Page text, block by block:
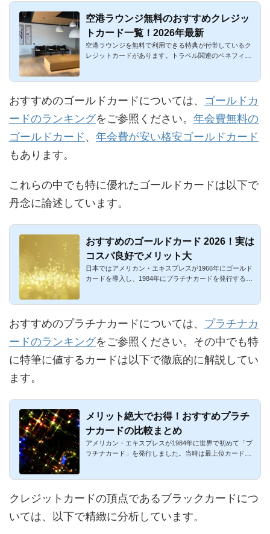
空港ラウンジ無料のおすすめクレジッ
トカード一覧！2026年最新
空港ラウンジを無料で利用できる特典が付帯しているク
レジットカードがあります。トラベル関連のベネフィッ
おすすめのゴールドカードについては、 ゴールドカ
ードのランキングをご参照ください。 年会費無料の
ゴールドカード 、 年会費が安い格安ゴールドカード
もあります。
これらの中でも特に優れたゴールドカードは以下で
丹念に論述しています。
おすすめのゴールドカード 2026！実は
コスパ良好でメリット大
日本ではアメリカン・エキスプレスが1966年にゴールド
カードを導入し、1984年にプラチナカードを発行するま
おすすめのプラチナカードについては、 プラチナカ
ードのランキングをご参照ください。その中でも特
に特筆に値するカードは以下で徹底的に解説してい
ます。
メリット絶大でお得！おすすめプラチ
ナカードの比較まとめ
アメリカン・エキスプレスが1984年に世界で初めて「プ
ラチナカード」を発行しました。当時は最上位カードで
クレジットカードの頂点であるブラックカードにつ
いては、以下で精緻に分析しています。